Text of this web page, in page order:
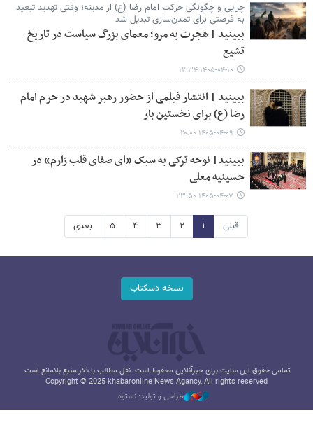
چرایی و چگونگی حرکت امام رضا (ع) از مدینه؛ وقتی تهدید تبعید
به فرصتی برای تمدن‌سازی تبدیل شد
ببینید | هجرت به مرو؛ معمای بزرگ سیاست در تاریخ
تشیع
۱۴۰۵-۰۴-۱۰ ۱۲:۳۴
ببینید | انتشار فیلمی از حضور رهبر شهید در حرم امام
رضا (ع) برای نخستین بار
۱۴۰۵-۰۴-۰۹ ۲۰:۰۰
ببینید| نوحه ترکی به سبک «ای صفای قلب زارم» در
حسینیه معلی
۱۴۰۵-۰۴-۰۷ ۲۳:۵۰
قبلی ۱ ۲ ۳ ۴ ۵ بعدی
نسخه دسکتاپ
تمامی حقوق این سایت برای خبرآنلاین محفوظ است. نقل مطالب با ذکر منبع بلامانع است.
Copyright © 2025 khabaronline News Agancy, All rights reserved
طراحی و تولید: نستوه